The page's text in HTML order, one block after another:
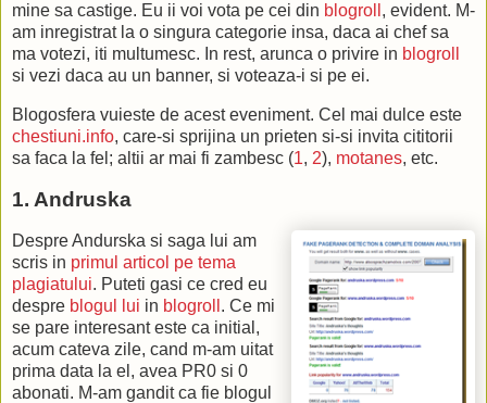
mine sa castige. Eu ii voi vota pe cei din blogroll , evident. M-
am inregistrat la o singura categorie insa, daca ai chef sa
ma votezi, iti multumesc. In rest, arunca o privire in blogroll
si vezi daca au un banner, si voteaza-i si pe ei.
Blogosfera vuieste de acest eveniment. Cel mai dulce este
chestiuni.info, care-si sprijina un prieten si-si invita cititorii
sa faca la fel; altii ar mai fi zambesc (1, 2), motanes, etc.
1. Andruska
Despre Andurska si saga lui am
scris in primul articol pe tema
plagiatului. Puteti gasi ce cred eu
despre blogul lui in blogroll . Ce mi
se pare interesant este ca initial,
acum cateva zile, cand m-am uitat
prima data la el, avea PR0 si 0
abonati. M-am gandit ca fie blogul